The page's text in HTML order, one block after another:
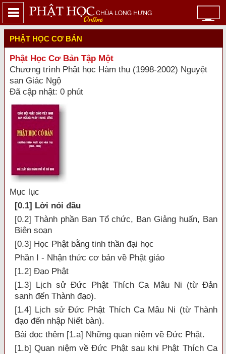
PHẬT HỌC CƠ BẢN
Phật Học Cơ Bản Tập Một
Chương trình Phật học Hàm thụ (1998-2002) Nguyệt
san Giác Ngộ
Đã cập nhật: 0 phút
Mục lục
[0.1] Lời nói đầu
[0.2] Thành phần Ban Tổ chức, Ban Giảng huấn, Ban
Biên soạn
[0.3] Học Phật bằng tinh thần đại học
Phần I - Nhận thức cơ bản về Phật giáo
[1.2] Ðạo Phật
[1.3] Lịch sử Ðức Phật Thích Ca Mâu Ni (từ Ðản
sanh đến Thành đạo).
[1.4] Lịch sử Ðức Phật Thích Ca Mâu Ni (từ Thành
đạo đến nhập Niết bàn).
Bài đọc thêm [1.a] Những quan niệm về Ðức Phật.
[1.b] Quan niệm về Ðức Phật sau khi Phật Thích Ca